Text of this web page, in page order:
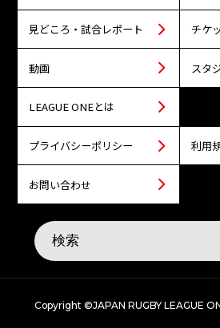
見どころ・試合レポート チケ
動画 スタ
LEAGUE ONEとは
プライバシーポリシー 利用
お問い合わせ
Copyright ©JAPAN RUGBY LEAGUE